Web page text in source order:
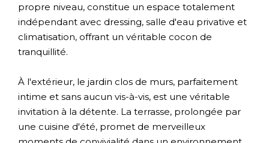
propre niveau, constitue un espace totalement
indépendant avec dressing, salle d'eau privative et
climatisation, offrant un véritable cocon de
tranquillité.
À l'extérieur, le jardin clos de murs, parfaitement
intime et sans aucun vis-à-vis, est une véritable
invitation à la détente. La terrasse, prolongée par
une cuisine d'été, promet de merveilleux